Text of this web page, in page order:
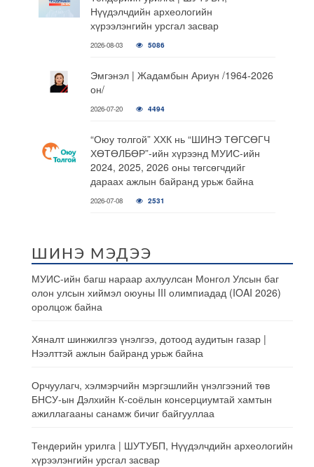
Нүүдэлчдийн археологийн
хүрээлэнгийн урсгал засвар
2026-08-03 5086
Эмгэнэл | Жадамбын Ариун /1964-2026
он/
2026-07-20 4494
“Оюу толгой” ХХК нь “ШИНЭ ТӨГСӨГЧ
ХӨТӨЛБӨР”-ийн хүрээнд МУИС-ийн
2024, 2025, 2026 оны төгсөгчдийг
дараах ажлын байранд урьж байна
2026-07-08 2531
ШИНЭ МЭДЭЭ
МУИС-ийн багш нараар ахлуулсан Монгол Улсын баг
олон улсын хиймэл оюуны III олимпиадад (IOAI 2026)
оролцож байна
Хяналт шинжилгээ үнэлгээ, дотоод аудитын газар |
Нээлттэй ажлын байранд урьж байна
Орчуулагч, хэлмэрчийн мэргэшлийн үнэлгээний төв
БНСУ-ын Дэлхийн К-соёлын консерциумтай хамтын
ажиллагааны санамж бичиг байгууллаа
Тендерийн урилга | ШУТУБП, Нүүдэлчдийн археологийн
хүрээлэнгийн урсгал засвар